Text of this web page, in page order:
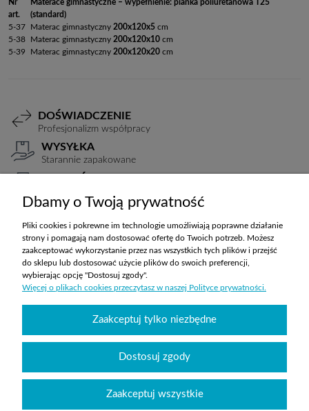
Nr
art.
Materace gimnastyczne – wypełnienie: pianka poliuretanowa T25
(standard)
5-37
Materac gimnastyczny 200x120x5 cm
5-38
Materac gimnastyczny 200x120x10 cm
5-39
Materac gimnastyczny 200x120x20 cm
DOŚWIADCZENIE
Profesjonalizm współpracy
WYSYŁKA
Starannie zapakowane
TRANSPORT
Koszty ustalane indywidualnie
ZAKUPY
POMOC
MOJE KONTO
Dbamy o Twoją prywatność
Pliki cookies i pokrewne im technologie umożliwiają poprawne działanie
strony i pomagają nam dostosować ofertę do Twoich potrzeb. Możesz
zaakceptować wykorzystanie przez nas wszystkich tych plików i przejść
do sklepu lub dostosować użycie plików do swoich preferencji,
wybierając opcję "Dostosuj zgody".
Więcej o plikach cookies przeczytasz w naszej Polityce prywatności.
Zaakceptuj tylko niezbędne
Dostosuj zgody
Zaakceptuj wszystkie